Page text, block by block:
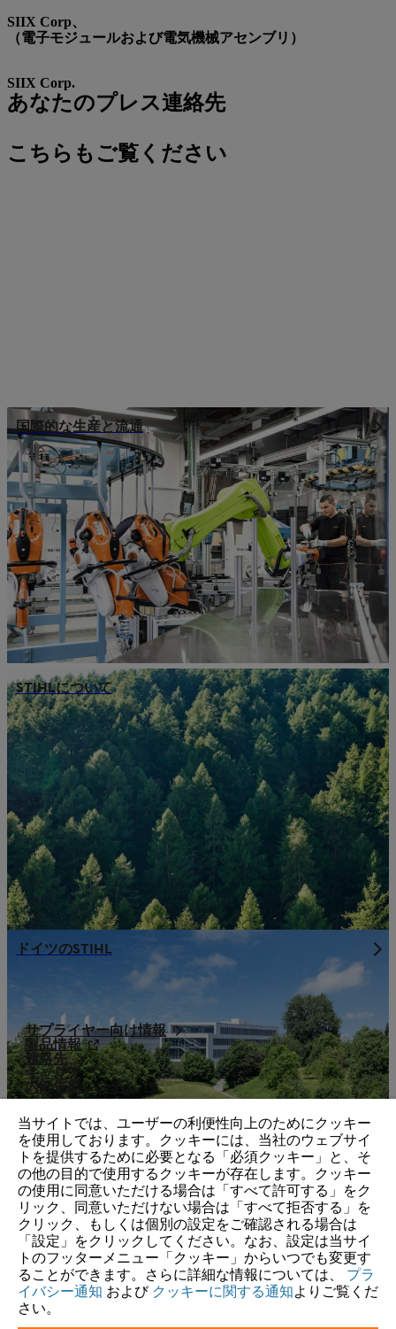
SIIX Corp、
（電子モジュールおよび電気機械アセンブリ）
SIIX Corp.
あなたのプレス連絡先
こちらもご覧ください
国際的な生産と流通
STIHLについて
ドイツのSTIHL
サプライヤー向け情報
製品情報
連絡先
キャリア
内部告発システム
当サイトでは、ユーザーの利便性向上のためにクッキー
を使用しております。クッキーには、当社のウェブサイ
トを提供するために必要となる「必須クッキー」と、そ
の他の目的で使用するクッキーが存在します。クッキー
の使用に同意いただける場合は「すべて許可する」をク
リック、同意いただけない場合は「すべて拒否する」を
クリック、もしくは個別の設定をご確認される場合は
「設定」をクリックしてください。なお、設定は当サイ
トのフッターメニュー「クッキー」からいつでも変更す
ることができます。さらに詳細な情報については、 プラ
イバシー通知 および クッキーに関する通知よりご覧くだ
さい。